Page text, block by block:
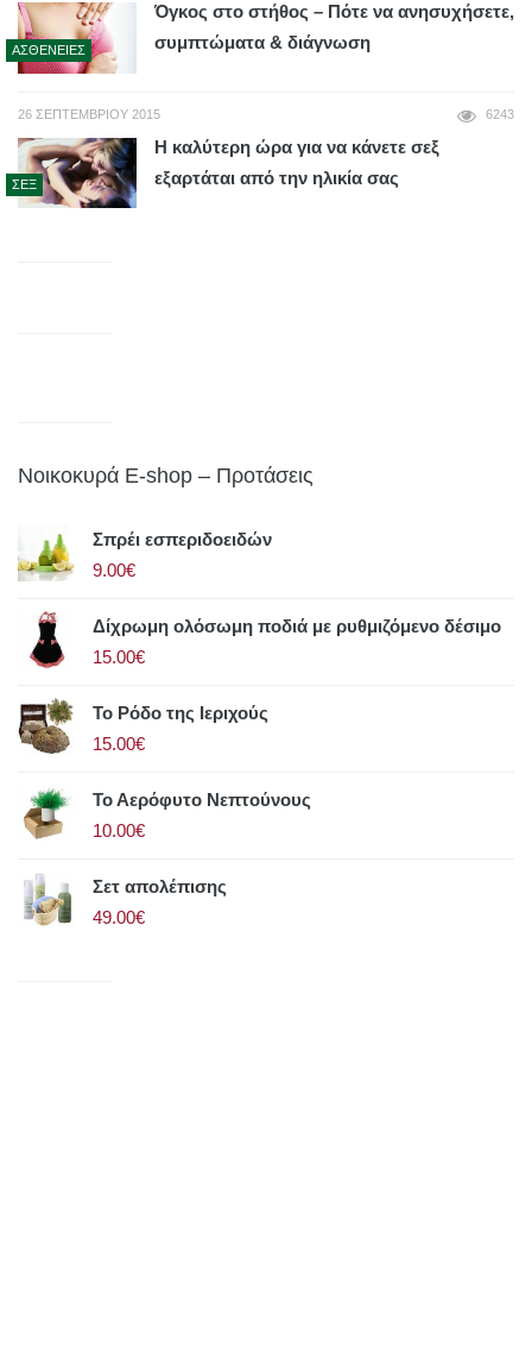
ΑΣΘΈΝΕΙΕΣ
Όγκος στο στήθος – Πότε να ανησυχήσετε,
συμπτώματα & διάγνωση
26 ΣΕΠΤΕΜΒΡΊΟΥ 2015 6243
ΣΕΞ
Η καλύτερη ώρα για να κάνετε σεξ
εξαρτάται από την ηλικία σας
Νοικοκυρά E-shop – Προτάσεις
Σπρέι εσπεριδοειδών
9.00€
Δίχρωμη ολόσωμη ποδιά με ρυθμιζόμενο δέσιμο
15.00€
Το Ρόδο της Ιεριχούς
15.00€
Το Αερόφυτο Νεπτούνους
10.00€
Σετ απολέπισης
49.00€